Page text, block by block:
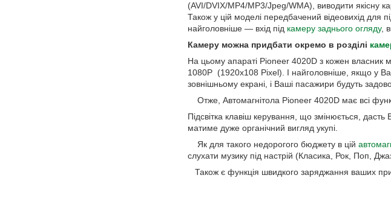
(AVI/DVIX/MP4/MP3/Jpeg/WMA), виводити якісну
Також у цій моделі передбачений відеовихід для
найголовніше — вхід під камеру заднього огляду,
Камеру можна придбати окремо в розділі
На цьому апараті Pioneer 4020D з кожен власник
1080P (1920x108 Pixel). І найголовніше, якщо у
зовнішньому екрані, і Ваші пасажири будуть
Отже, Автомагнітола Pioneer 4020D має всі
Підсвітка клавіш керування, що змінюється,
матиме дуже органічний вигляд укупі.
Як для такого недорогого бюджету в цій
слухати музику під настрій (Класика, Рок, Поп,
Також є функція швидкого заряджання ваших